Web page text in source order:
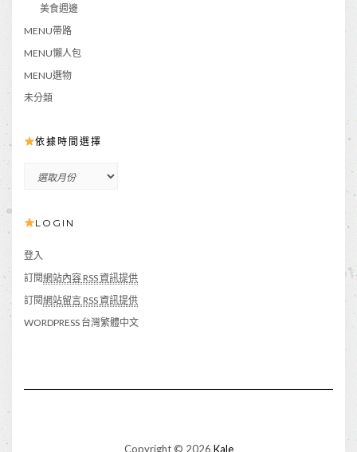
美食週邊
MENU帶路
MENU懶人包
MENU選物
未分類
依據時間選擇
間
擇
LOGIN
登入
訂閱網站內容 RSS 資訊提供
訂閱網站留言 RSS 資訊提供
WORDPRESS 台灣繁體中文
Copyright © 2026 Kale